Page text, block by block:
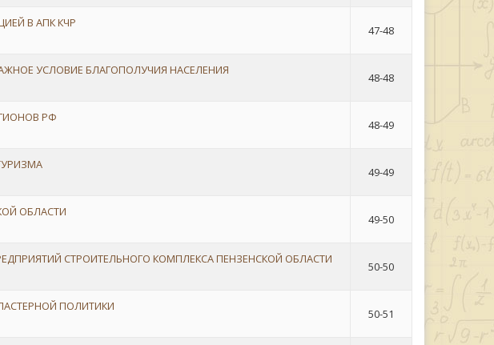
В АПК КЧР
47-48
УСЛОВИЕ БЛАГОПОЛУЧИЯ НАСЕЛЕНИЯ
48-48
РФ
48-49
49-49
ОБЛАСТИ
49-50
СТРОИТЕЛЬНОГО КОМПЛЕКСА ПЕНЗЕНСКОЙ ОБЛАСТИ
50-50
ПОЛИТИКИ
50-51